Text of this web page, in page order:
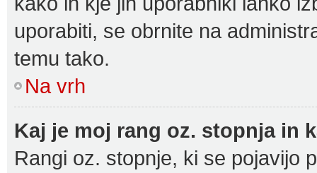
uporabiti, se obrnite na
temu tako.
Na vrh
Kaj je moj rang oz. stopnja in
Rangi oz. stopnje, ki se pojavijo